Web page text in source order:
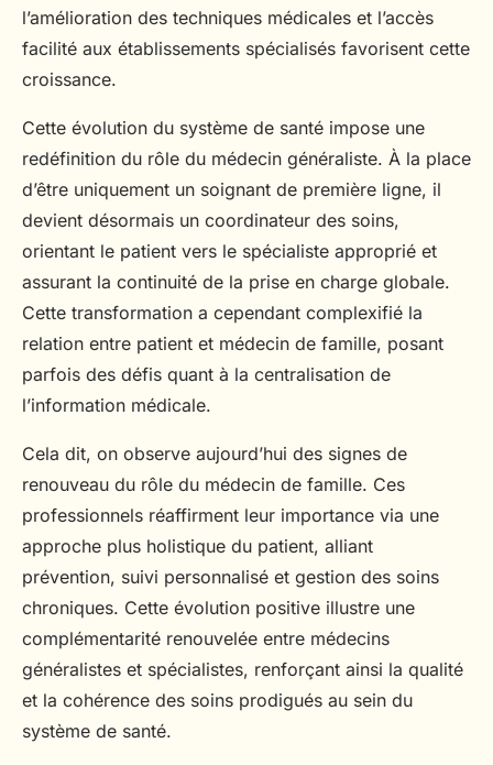
l’amélioration des techniques médicales et l’accès
facilité aux établissements spécialisés favorisent cette
croissance.
Cette évolution du système de santé impose une
redéfinition du rôle du médecin généraliste. À la place
d’être uniquement un soignant de première ligne, il
devient désormais un coordinateur des soins,
orientant le patient vers le spécialiste approprié et
assurant la continuité de la prise en charge globale.
Cette transformation a cependant complexifié la
relation entre patient et médecin de famille, posant
parfois des défis quant à la centralisation de
l’information médicale.
Cela dit, on observe aujourd’hui des signes de
renouveau du rôle du médecin de famille. Ces
professionnels réaffirment leur importance via une
approche plus holistique du patient, alliant
prévention, suivi personnalisé et gestion des soins
chroniques. Cette évolution positive illustre une
complémentarité renouvelée entre médecins
généralistes et spécialistes, renforçant ainsi la qualité
et la cohérence des soins prodigués au sein du
système de santé.